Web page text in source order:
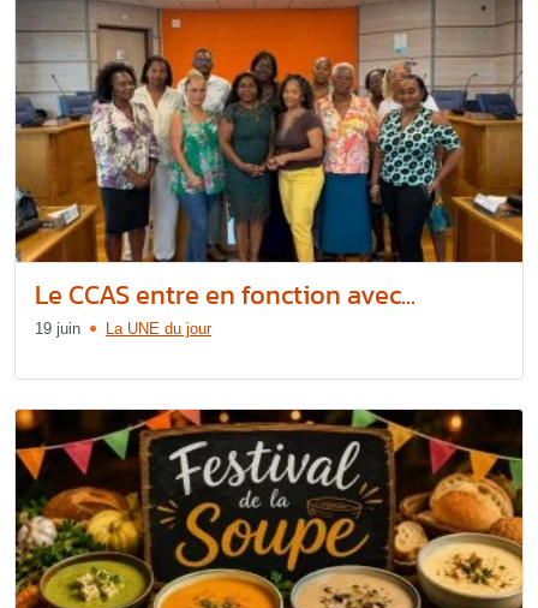
Le CCAS entre en fonction avec...
19 juin La UNE du jour